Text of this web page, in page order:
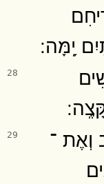
יָֽמָּה ׃
28
׃
29
וְאֶת ־